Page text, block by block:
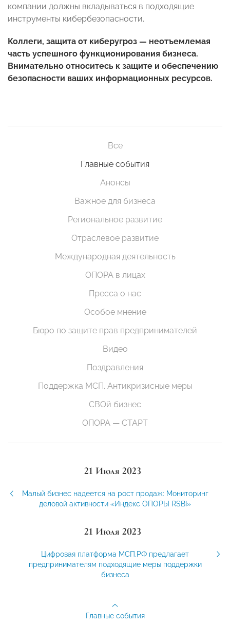
компании должны вкладываться в подходящие
инструменты кибербезопасности.
Коллеги, защита от киберугроз — неотъемлемая
часть успешного функционирования бизнеса.
Внимательно относитесь к защите и обеспечению
безопасности ваших информационных ресурсов.
Все
Главные события
Анонсы
Важное для бизнеса
Региональное развитие
Отраслевое развитие
Международная деятельность
ОПОРА в лицах
Пресса о нас
Особое мнение
Бюро по защите прав предпринимателей
Видео
Поздравления
Поддержка МСП. Антикризисные меры
СВОй бизнес
ОПОРА — СТАРТ
21 Июля 2023
Малый бизнес надеется на рост продаж: Мониторинг
деловой активности «Индекс ОПОРЫ RSBI»
21 Июля 2023
Цифровая платформа МСП.РФ предлагает
предпринимателям подходящие меры поддержки
бизнеса
Главные события